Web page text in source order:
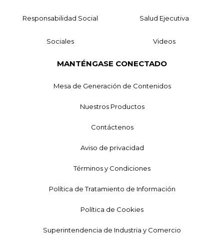
Responsabilidad Social Salud Ejecutiva
Sociales Videos
MANTÉNGASE CONECTADO
Mesa de Generación de Contenidos
Nuestros Productos
Contáctenos
Aviso de privacidad
Términos y Condiciones
Política de Tratamiento de Información
Política de Cookies
Superintendencia de Industria y Comercio